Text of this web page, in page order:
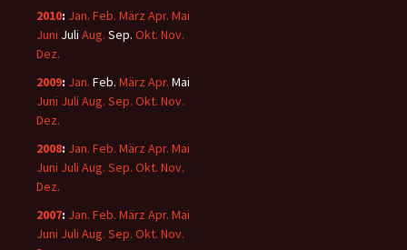
2010: Jan. Feb. März Apr. Mai
Juni Juli Aug. Sep. Okt. Nov.
Dez.
2009: Jan. Feb. März Apr. Mai
Juni Juli Aug. Sep. Okt. Nov.
Dez.
2008: Jan. Feb. März Apr. Mai
Juni Juli Aug. Sep. Okt. Nov.
Dez.
2007: Jan. Feb. März Apr. Mai
Juni Juli Aug. Sep. Okt. Nov.